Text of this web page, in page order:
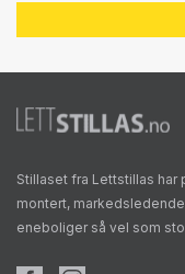
Stillaset fra Lettstillas
montert,
eneboliger så vel som